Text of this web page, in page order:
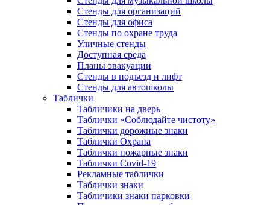
Стенды для организаций
Стенды для офиса
Стенды по охране труда
Уличные стенды
Доступная среда
Планы эвакуации
Стенды в подъезд и лифт
Стенды для автошколы
Таблички
Табличики на дверь
Таблички «Соблюдайте чистоту»
Таблички дорожные знаки
Таблички Охрана
Таблички пожарные знаки
Таблички Covid-19
Рекламные таблички
Таблички знаки
Табличики знаки парковки